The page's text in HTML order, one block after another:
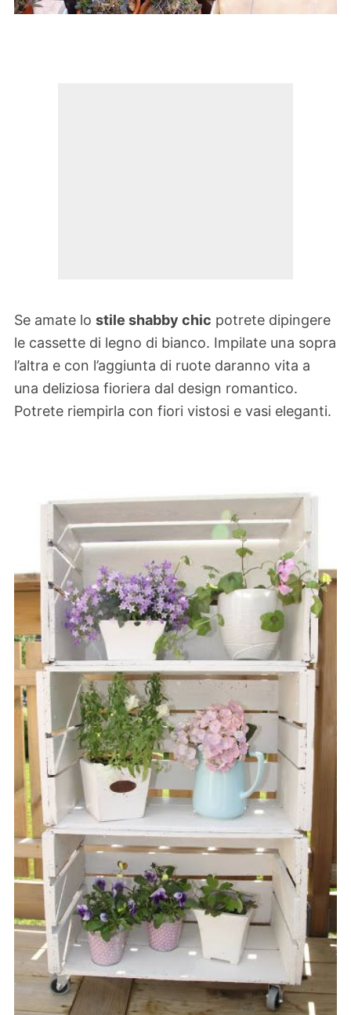
Se amate lo stile shabby chic potrete dipingere
le cassette di legno di bianco. Impilate una sopra
l’altra e con l’aggiunta di ruote daranno vita a
una deliziosa fioriera dal design romantico.
Potrete riempirla con fiori vistosi e vasi eleganti.